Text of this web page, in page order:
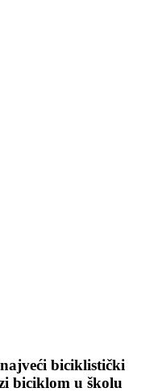
biciklistički
biciklom u školu